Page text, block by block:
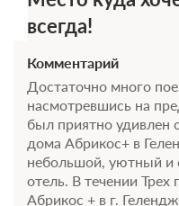
всегда!
Комментарий
Достаточно много
насмотревшись на
был приятно удивлен
дома Абрикос+ в
небольшой, уютный и
отель. В течении Трех
Абрикос + в г.